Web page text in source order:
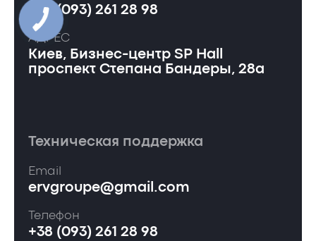
+38 (093) 261 28 98
АДРЕС
Киев, Бизнес-центр SP Hall
проспект Степана Бандеры, 28а
Техническая поддержка
Email
ervgroupe@gmail.com
Телефон
+38 (093) 261 28 98